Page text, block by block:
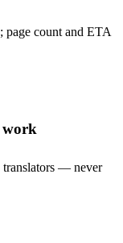
page count and ETA
work
— never